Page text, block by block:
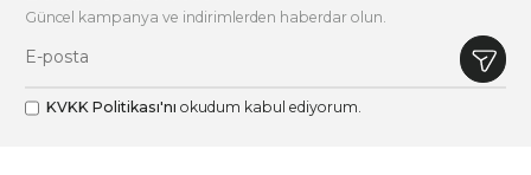
Güncel kampanya ve indirimlerden haberdar olun.
KVKK Politikası'nı okudum kabul ediyorum.